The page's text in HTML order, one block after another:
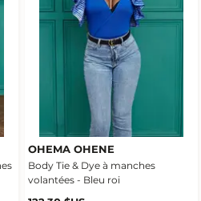
OHEMA OHENE
Body Tie & Dye à manches
volantées - Bleu roi